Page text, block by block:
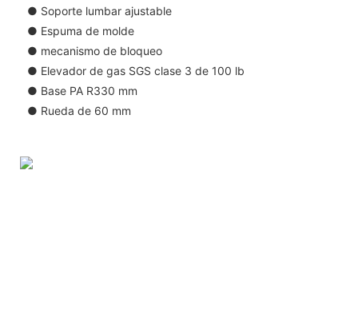
● Soporte lumbar ajustable
● Espuma de molde
● mecanismo de bloqueo
● Elevador de gas SGS clase 3 de 100 lb
● Base PA R330 mm
● Rueda de 60 mm